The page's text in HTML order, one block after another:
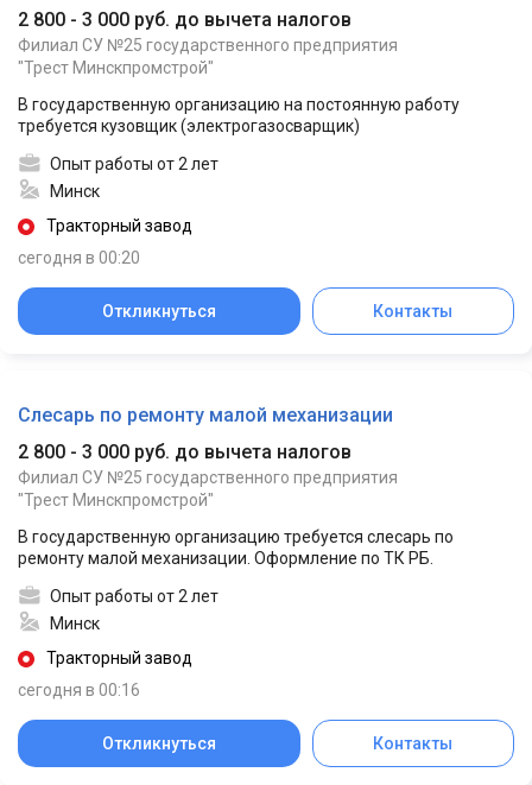
2 800 - 3 000 руб. до вычета налогов
Филиал СУ №25 государственного предприятия
"Трест Минскпромстрой"
В государственную организацию на постоянную работу
требуется кузовщик (электрогазосварщик)
Опыт работы от 2 лет
Минск
Тракторный завод
сегодня в 00:20
Откликнуться Контакты
Слесарь по ремонту малой механизации
2 800 - 3 000 руб. до вычета налогов
Филиал СУ №25 государственного предприятия
"Трест Минскпромстрой"
В государственную организацию требуется слесарь по
ремонту малой механизации. Оформление по ТК РБ.
Опыт работы от 2 лет
Минск
Тракторный завод
сегодня в 00:16
Откликнуться Контакты